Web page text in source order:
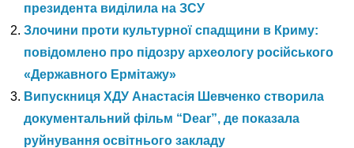
президента виділила на ЗСУ
Злочини проти культурної спадщини в Криму:
повідомлено про підозру археологу російського
«Державного Ермітажу»
Випускниця ХДУ Анастасія Шевченко створила
документальний фільм “Dear”, де показала
руйнування освітнього закладу